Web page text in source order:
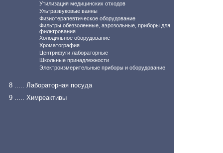
Утилизация медицинских отходов
Ультразвуковые ванны
Физиотерапевтическое оборудование
Фильтры обеззоленные, аэрозольные, приборы для
фильтрования
Холодильное оборудование
Хроматография
Центрифуги лабораторные
Школьные принадлежности
Электроизмерительные приборы и оборудование
8 ..... Лабораторная посуда
9 ..... Химреактивы